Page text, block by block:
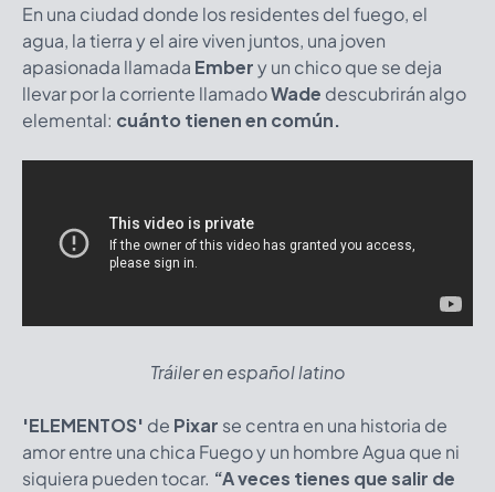
En una ciudad donde los residentes del fuego, el
agua, la tierra y el aire viven juntos, una joven
apasionada llamada Embery un chico que se deja
llevar por la corriente llamadoWade descubrirán algo
elemental: cuánto tienen en común.
Tráiler en español latino
'ELEMENTOS' de Pixar se centra en una historia de
amor entre una chica Fuego y un hombre Agua que ni
siquiera pueden tocar. “A veces tienes que salir de